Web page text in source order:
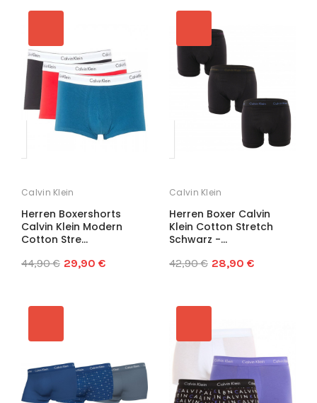
Calvin Klein
Herren Boxershorts
Calvin Klein Modern
Cotton Stre...
44,90 € 29,90 €
Calvin Klein
Herren Boxer Calvin
Klein Cotton Stretch
Schwarz -...
42,90 € 28,90 €